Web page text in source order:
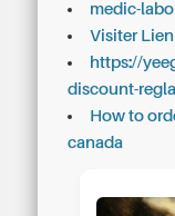
medic-
Visiter
https://
discount-
How to
canada